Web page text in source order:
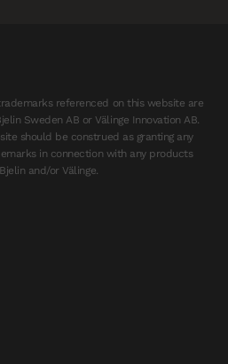
referenced on this website are
Sweden AB or Välinge Innovation AB.
should be construed as granting any
in connection with any products
and/or Välinge.